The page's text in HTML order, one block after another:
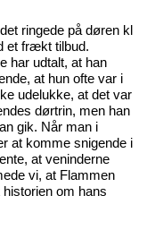
ringede på døren kl
et frækt tilbud.
har udtalt, at han
at hun ofte var i
udelukke, at det var
dørtrin, men han
gik. Når man i
at komme snigende i
at veninderne
vi, at Flammen
om hans